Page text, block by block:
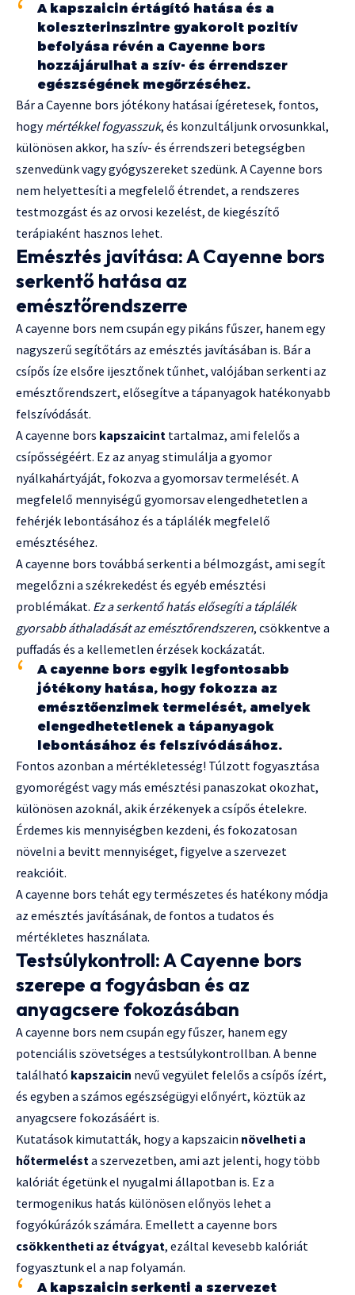
A kapszaicin értágító hatása és a
koleszterinszintre gyakorolt pozitív
befolyása révén a Cayenne bors
hozzájárulhat a szív- és érrendszer
egészségének megőrzéséhez.
Bár a Cayenne bors jótékony hatásai ígéretesek, fontos,
hogymértékkel fogyasszuk, és konzultáljunk orvosunkkal,
különösen akkor, ha szív- és érrendszeri betegségben
szenvedünk vagy gyógyszereket szedünk. A Cayenne bors
nem helyettesíti a megfelelő étrendet, a rendszeres
testmozgást és az orvosi kezelést, de kiegészítő
terápiaként hasznos lehet.
Emésztés javítása: A Cayenne bors
serkentő hatása az
emésztőrendszerre
A cayenne bors nem csupán egy pikáns fűszer, hanem egy
nagyszerű segítőtárs az emésztés javításában is. Bár a
csípős íze elsőre ijesztőnek tűnhet, valójában serkenti az
emésztőrendszert, elősegítve a tápanyagok hatékonyabb
felszívódását.
A cayenne bors kapszaicint tartalmaz, ami felelős a
csípősségéért. Ez az anyag stimulálja a gyomor
nyálkahártyáját, fokozva a gyomorsav termelését. A
megfelelő mennyiségű gyomorsav elengedhetetlen a
fehérjék lebontásához és a táplálék megfelelő
emésztéséhez.
A cayenne bors továbbá serkenti a bélmozgást, ami segít
megelőzni a székrekedést és egyéb emésztési
problémákat. Ez a serkentő hatás elősegíti a táplálék
gyorsabb áthaladását az emésztőrendszeren, csökkentve a
puffadás és a kellemetlen érzések kockázatát.
A cayenne bors egyik legfontosabb
jótékony hatása, hogy fokozza az
emésztőenzimek termelését, amelyek
elengedhetetlenek a tápanyagok
lebontásához és felszívódásához.
Fontos azonban a mértékletesség! Túlzott fogyasztása
gyomorégést vagy más emésztési panaszokat okozhat,
különösen azoknál, akik érzékenyek a csípős ételekre.
Érdemes kis mennyiségben kezdeni, és fokozatosan
növelni a bevitt mennyiséget, figyelve a szervezet
reakcióit.
A cayenne bors tehát egy természetes és hatékony módja
az emésztés javításának, de fontos a tudatos és
mértékletes használata.
Testsúlykontroll: A Cayenne bors
szerepe a fogyásban és az
anyagcsere fokozásában
A cayenne bors nem csupán egy fűszer, hanem egy
potenciális szövetséges a testsúlykontrollban. A benne
található kapszaicin nevű vegyület felelős a csípős ízért,
és egyben a számos egészségügyi előnyért, köztük az
anyagcsere fokozásáért is.
Kutatások kimutatták, hogy a kapszaicin növelheti a
hőtermelésta szervezetben, ami azt jelenti, hogy több
kalóriát égetünk el nyugalmi állapotban is. Ez a
termogenikus hatás különösen előnyös lehet a
fogyókúrázók számára. Emellett a cayenne bors
csökkentheti az étvágyat, ezáltal kevesebb kalóriát
fogyasztunk el a nap folyamán.
A kapszaicin serkenti a szervezet